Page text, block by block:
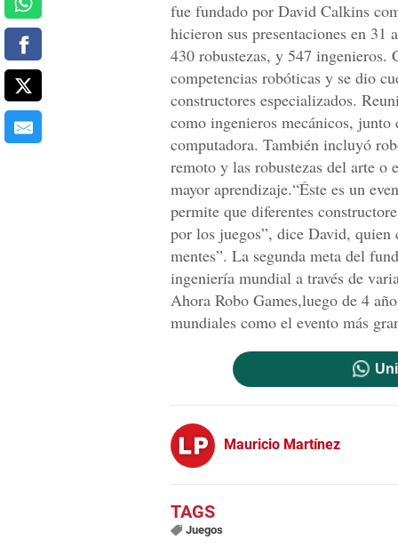
fue fundado por David Calkins
hicieron sus presentaciones en 31
430 robustezas, y 547 ingenieros.
competencias robóticas y se dio
constructores especializados.
como ingenieros mecánicos,
computadora. También incluyó
remoto y las robustezas del arte
mayor aprendizaje.“Éste es un
permite que diferentes
por los juegos”, dice David,
mentes”. La segunda meta del
ingeniería mundial a través de
Ahora Robo Games,luego de 4
mundiales como el evento más
Mauricio Martínez
Juegos